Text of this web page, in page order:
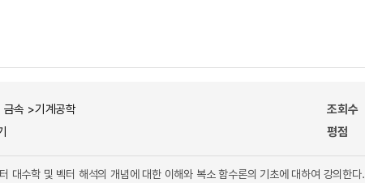
속 >기계공학
조회수
평점
대수학 및 벡터 해석의 개념에 대한 이해와 복소 함수론의 기초에 대하여 강의한다.